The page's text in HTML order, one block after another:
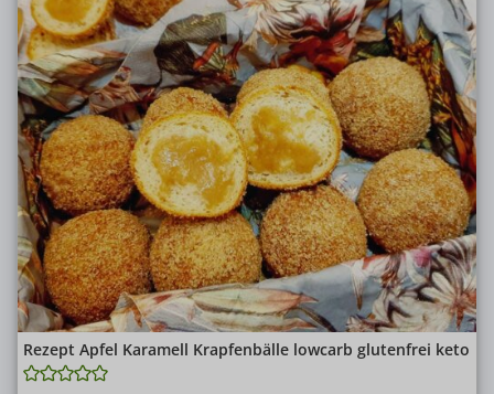
Rezept Apfel Karamell Krapfenbälle lowcarb glutenfrei keto